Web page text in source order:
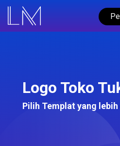
Logo Toko
Pilih Templat yang